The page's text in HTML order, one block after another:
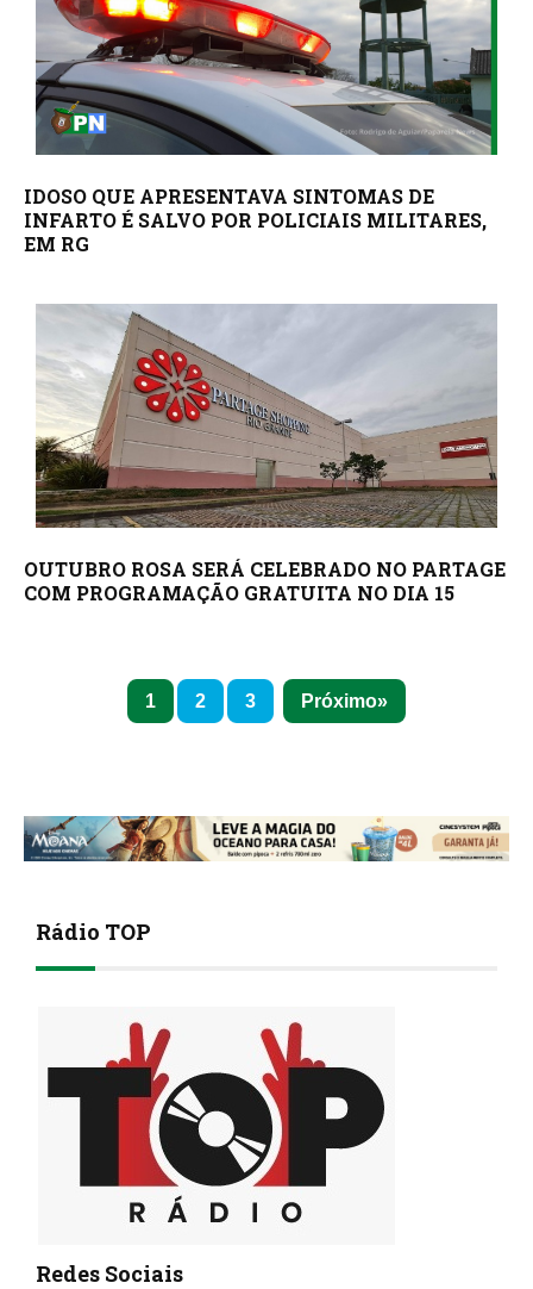
IDOSO QUE APRESENTAVA SINTOMAS DE
INFARTO É SALVO POR POLICIAIS MILITARES,
EM RG
OUTUBRO ROSA SERÁ CELEBRADO NO PARTAGE
COM PROGRAMAÇÃO GRATUITA NO DIA 15
1 2 3 Próximo
Rádio TOP
Redes Sociais